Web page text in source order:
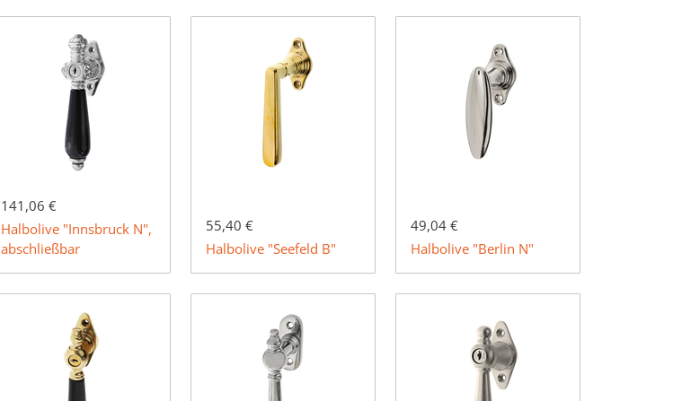
141,06 €
Halbolive "Innsbruck N",
abschließbar
55,40 €
Halbolive "Seefeld B"
49,04 €
Halbolive "Berlin N"